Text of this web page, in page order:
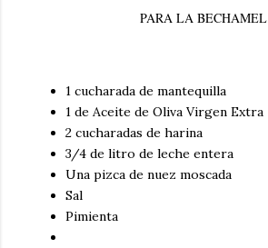
PARA LA BECHAMEL
1 cucharada de mantequilla
1 de Aceite de Oliva Virgen Extra
2 cucharadas de harina
3/4 de litro de leche entera
Una pizca de nuez moscada
Sal
Pimienta